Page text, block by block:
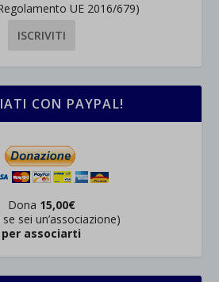
UE 2016/679)
CON PAYPAL!
Dona 15,00€
sei un’associazione)
per associarti